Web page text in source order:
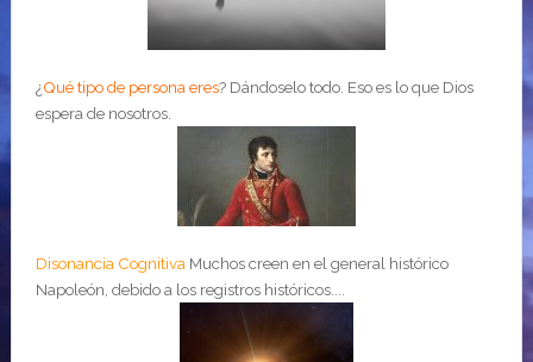
¿Qué tipo de persona eres? Dándoselo todo. Eso es lo que Dios
espera de nosotros.
Disonancia Cognitiva Muchos creen en el general histórico
Napoleón, debido a los registros históricos....